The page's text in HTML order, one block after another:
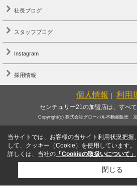
社長ブログ
スタッフブログ
Instagram
採用情報
個人情報 利用
センチュリー21の加盟店は、すべて
Copyright(c) 株式会社グローバル不動産販売
当サイトでは、お客様の当サイト利用状況把握
して、クッキー（Cookie）を使用しています。
詳しくは、当社の 「Cookieの取扱いについて」
閉じる